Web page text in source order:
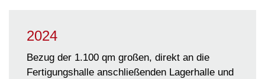
2024
Bezug der 1.100 qm großen, direkt an die
Fertigungshalle anschließenden Lagerhalle und